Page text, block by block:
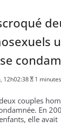
12h02:38
1
couples
En
elle avait